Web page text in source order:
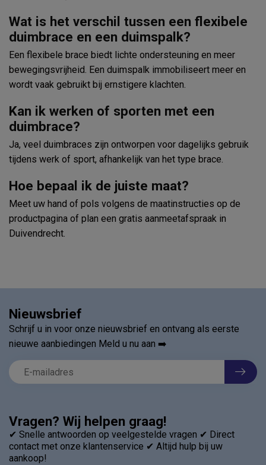
Wat is het verschil tussen een flexibele
duimbrace en een duimspalk?
Een flexibele brace biedt lichte ondersteuning en meer
bewegingsvrijheid. Een duimspalk immobiliseert meer en
wordt vaak gebruikt bij ernstigere klachten.
Kan ik werken of sporten met een
duimbrace?
Ja, veel duimbraces zijn ontworpen voor dagelijks gebruik
tijdens werk of sport, afhankelijk van het type brace.
Hoe bepaal ik de juiste maat?
Meet uw hand of pols volgens de maatinstructies op de
productpagina of plan een gratis aanmeetafspraak in
Duivendrecht.
Vragen? Wij helpen graag!
✔ Snelle antwoorden op veelgestelde vragen ✔ Direct
contact met onze klantenservice ✔ Altijd hulp bij uw
aankoop!
Nieuwsbrief
Schrijf u in voor onze nieuwsbrief en ontvang als eerste
nieuwe aanbiedingen Meld u nu aan ➡️